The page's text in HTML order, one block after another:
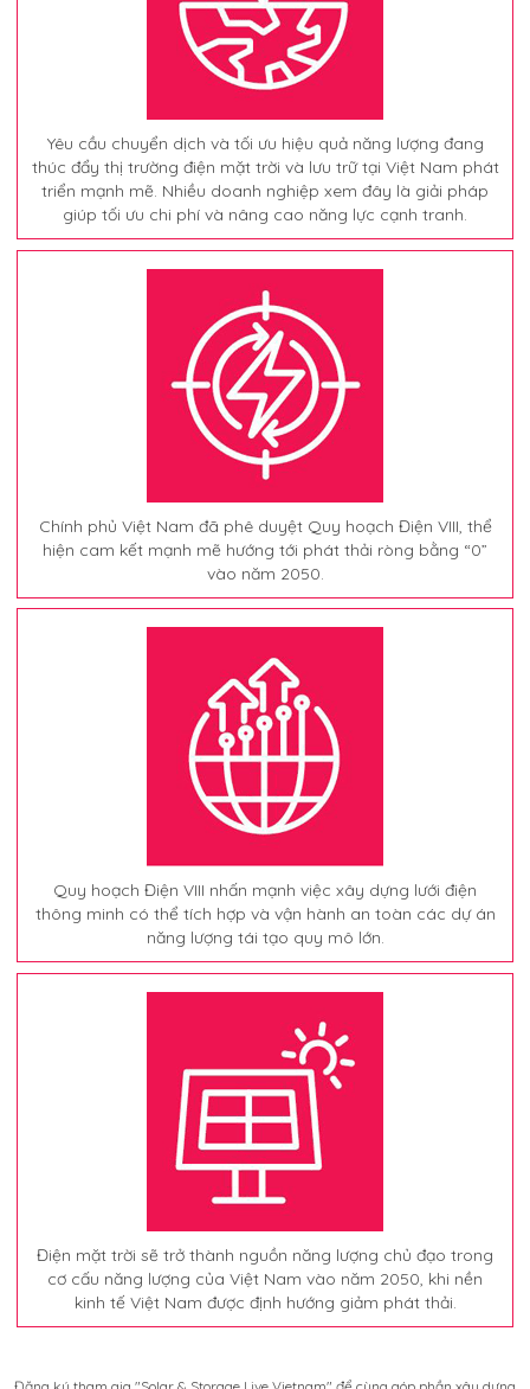
Yêu cầu chuyển dịch và tối ưu hiệu quả năng lượng đang
thúc đẩy thị trường điện mặt trời và lưu trữ tại Việt Nam phát
triển mạnh mẽ. Nhiều doanh nghiệp xem đây là giải pháp
giúp tối ưu chi phí và nâng cao năng lực cạnh tranh.
Chính phủ Việt Nam đã phê duyệt Quy hoạch Điện VIII, thể
hiện cam kết mạnh mẽ hướng tới phát thải ròng bằng “0”
vào năm 2050.
Quy hoạch Điện VIII nhấn mạnh việc xây dựng lưới điện
thông minh có thể tích hợp và vận hành an toàn các dự án
năng lượng tái tạo quy mô lớn.
Điện mặt trời sẽ trở thành nguồn năng lượng chủ đạo trong
cơ cấu năng lượng của Việt Nam vào năm 2050, khi nền
kinh tế Việt Nam được định hướng giảm phát thải.